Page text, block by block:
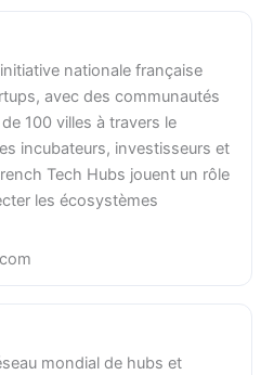
nationale française
avec des communautés
100 villes à travers le
incubateurs, investisseurs et
Tech Hubs jouent un rôle
les écosystèmes
mondial de hubs et